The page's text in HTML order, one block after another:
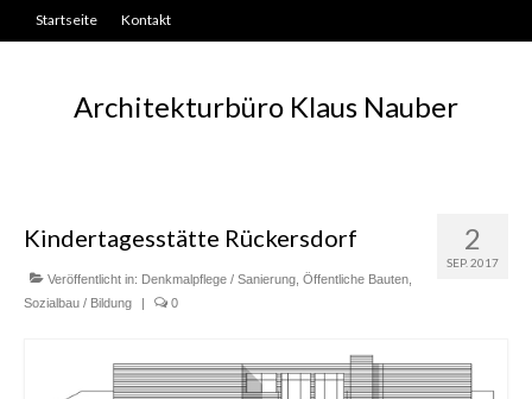
Startseite Kontakt
Architekturbüro Klaus Nauber
2
SEP. 2017
Kindertagesstätte Rückersdorf
Veröffentlicht in: Denkmalpflege / Sanierung Öffentliche Bauten
Sozialbau / Bildung
| 0